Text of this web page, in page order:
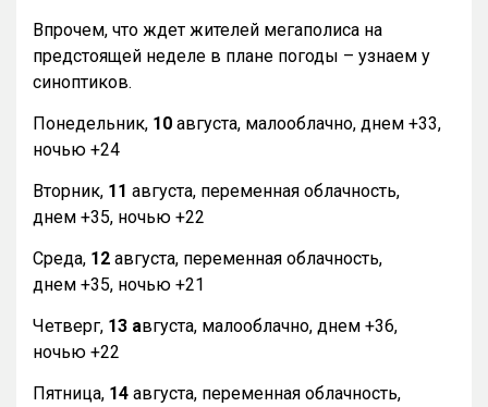
Впрочем, что ждет жителей мегаполиса на
предстоящей неделе в плане погоды – узнаем у
синоптиков.
Понедельник, 10 августа, малооблачно, днем +33,
ночью +24
Вторник, 11 августа, переменная облачность,
днем +35, ночью +22
Среда, 12 августа, переменная облачность,
днем +35, ночью +21
Четверг, 13 августа, малооблачно, днем +36,
ночью +22
Пятница, 14 августа, переменная облачность,